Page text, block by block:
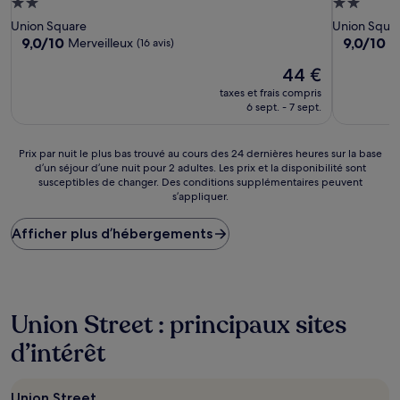
2.0 étoiles
Union Square
9.0
9,0/10 Merveilleux (16 avis)
Le
nouveau
prix
44 €
44 €
taxes et frais compris
6 sept. - 7 sept.
2.0 étoiles
Union
9.0
9,0/10
Prix
plus
bas
trouvé
24 dernières
heures
sur
la
d’un
Prix par nuit le plus bas trouvé au cours des 24 dernières heures sur la base
d’un séjour d’une nuit pour 2 adultes. Les prix et la disponibilité sont
susceptibles de changer. Des conditions supplémentaires peuvent
s’appliquer.
Afficher plus d’hébergements
Union Street : principaux sites
d’intérêt